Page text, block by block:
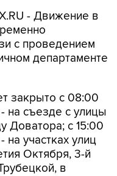
- Движение в
с проведением
департаменте
закрыто с 08:00
на съезде с улицы
Доватора; с 15:00
участках улиц
Октября, 3-й
в